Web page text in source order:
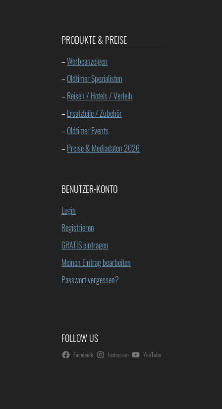
PRODUKTE & PREISE
–Werbeanzeigen
– Oldtimer Spezialisten
– Reisen / Hotels / Verleih
– Ersatzteile / Zubehör
– Oldtimer Events
– Preise & Mediadaten 2026
BENUTZER-KONTO
Login
Registrieren
GRATIS eintragen
Meinen Eintrag bearbeiten
Passwort vergessen?
FOLLOW US
Facebook Instagram YouTube